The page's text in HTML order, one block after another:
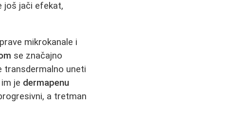
još jači efekat,
mikrokanale i
se značajno
transdermalno uneti
je dermapenu
a tretman